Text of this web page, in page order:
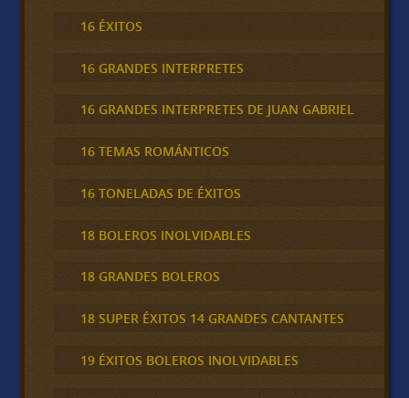
16 ÉXITOS
16 GRANDES INTERPRETES
16 GRANDES INTERPRETES DE JUAN GABRIEL
16 TEMAS ROMÁNTICOS
16 TONELADAS DE ÉXITOS
18 BOLEROS INOLVIDABLES
18 GRANDES BOLEROS
18 SUPER ÉXITOS 14 GRANDES CANTANTES
19 ÉXITOS BOLEROS INOLVIDABLES